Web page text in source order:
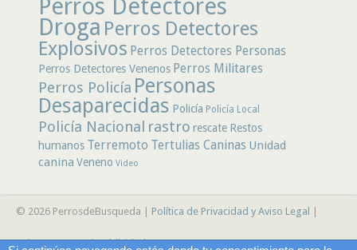
Perros Detectores
Droga Perros Detectores
Explosivos Perros Detectores Personas
Perros Detectores Venenos Perros Militares
Perros Policía Personas
Desaparecidas Policía Policía Local
Policía Nacional rastro rescate Restos
humanos Terremoto Tertulias Caninas Unidad
canina Veneno Video
© 2026 PerrosdeBusqueda | Política de Privacidad y Aviso Legal |
Sobre nosotros|Publicidad